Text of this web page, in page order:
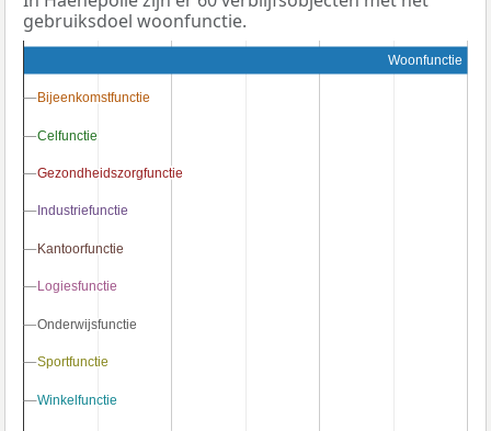
gebruiksdoel woonfunctie.
Woonfunctie
Bijeenkomstfunctie
Bijeenkomstfunctie
Celfunctie
Celfunctie
Gezondheidszorgfunctie
Gezondheidszorgfunctie
Industriefunctie
Industriefunctie
Kantoorfunctie
Kantoorfunctie
Logiesfunctie
Logiesfunctie
Onderwijsfunctie
Onderwijsfunctie
Sportfunctie
Sportfunctie
Winkelfunctie
Winkelfunctie